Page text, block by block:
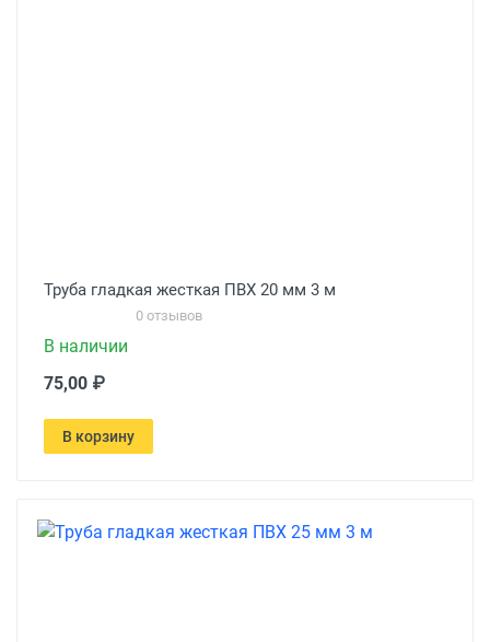
Труба гладкая жесткая ПВХ 20 мм 3 м
0 отзывов
В наличии
75,00 ₽
В корзину